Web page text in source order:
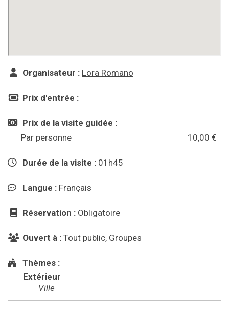
Organisateur : Lora Romano
Prix d'entrée :
Prix de la visite guidée :
Par personne
10,00 €
Durée de la visite : 01h45
Langue : Français
Réservation : Obligatoire
Ouvert à : Tout public, Groupes
Thèmes :
Extérieur
Ville